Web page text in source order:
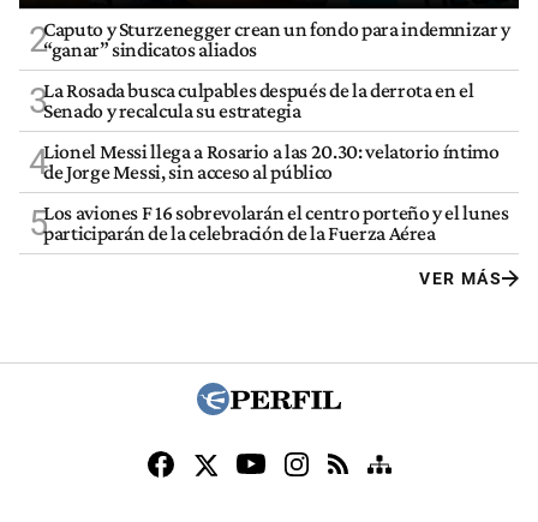
2Caputo y Sturzenegger crean un fondo para indemnizar y
“ganar” sindicatos aliados
3La Rosada busca culpables después de la derrota en el
Senado y recalcula su estrategia
4Lionel Messi llega a Rosario a las 20.30: velatorio íntimo
de Jorge Messi, sin acceso al público
5Los aviones F 16 sobrevolarán el centro porteño y el lunes
participarán de la celebración de la Fuerza Aérea
VER MÁS